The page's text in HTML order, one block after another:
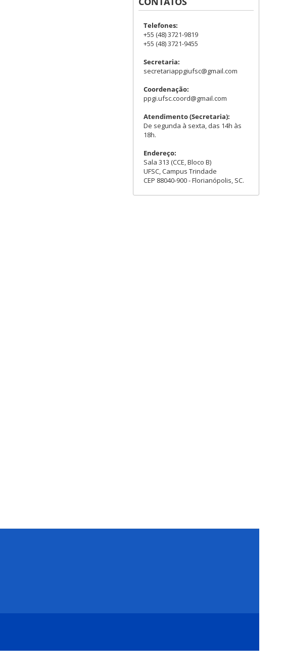
Telefones:
+55 (48) 3721-9819
+55 (48) 3721-9455
Secretaria:
secretariappgiufsc@gmail.com
Coordenação:
ppgi.ufsc.coord@gmail.com
Atendimento (Secretaria):
De segunda à sexta, das 14h às
18h.
Endereço:
Sala 313 (CCE, Bloco B)
UFSC, Campus Trindade
CEP 88040-900 - Florianópolis, SC.